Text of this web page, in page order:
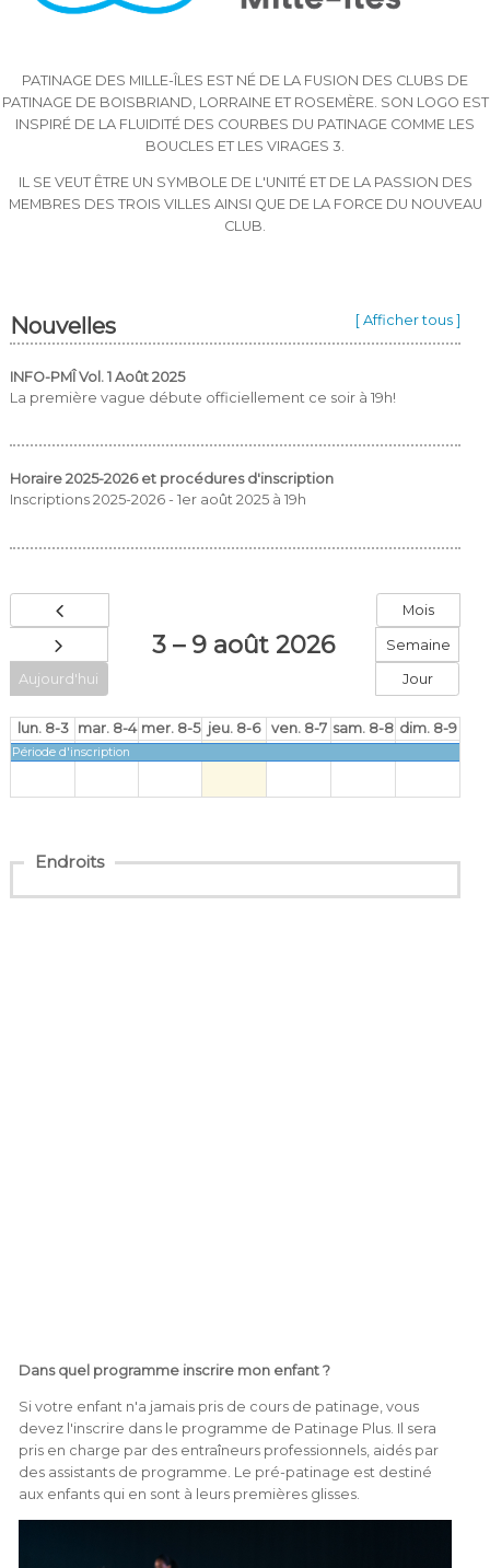
PATINAGE DES MILLE-ÎLES EST NÉ DE LA FUSION DES CLUBS DE
PATINAGE DE BOISBRIAND, LORRAINE ET ROSEMÈRE. SON LOGO EST
INSPIRÉ DE LA FLUIDITÉ DES COURBES DU PATINAGE COMME LES
BOUCLES ET LES VIRAGES 3.
IL SE VEUT ÊTRE UN SYMBOLE DE L'UNITÉ ET DE LA PASSION DES
MEMBRES DES TROIS VILLES AINSI QUE DE LA FORCE DU NOUVEAU
CLUB.
Nouvelles [ Afficher tous ]
INFO-PMÎ Vol. 1 Août 2025
La première vague débute officiellement ce soir à 19h!
Horaire 2025-2026 et procédures d'inscription
Inscriptions 2025-2026 - 1er août 2025 à 19h
Dans quel programme inscrire mon enfant ?
Si votre enfant n'a jamais pris de cours de patinage, vous
devez l'inscrire dans le programme de Patinage Plus. Il sera
pris en charge par des entraîneurs professionnels, aidés par
des assistants de programme. Le pré-patinage est destiné
aux enfants qui en sont à leurs premières glisses.